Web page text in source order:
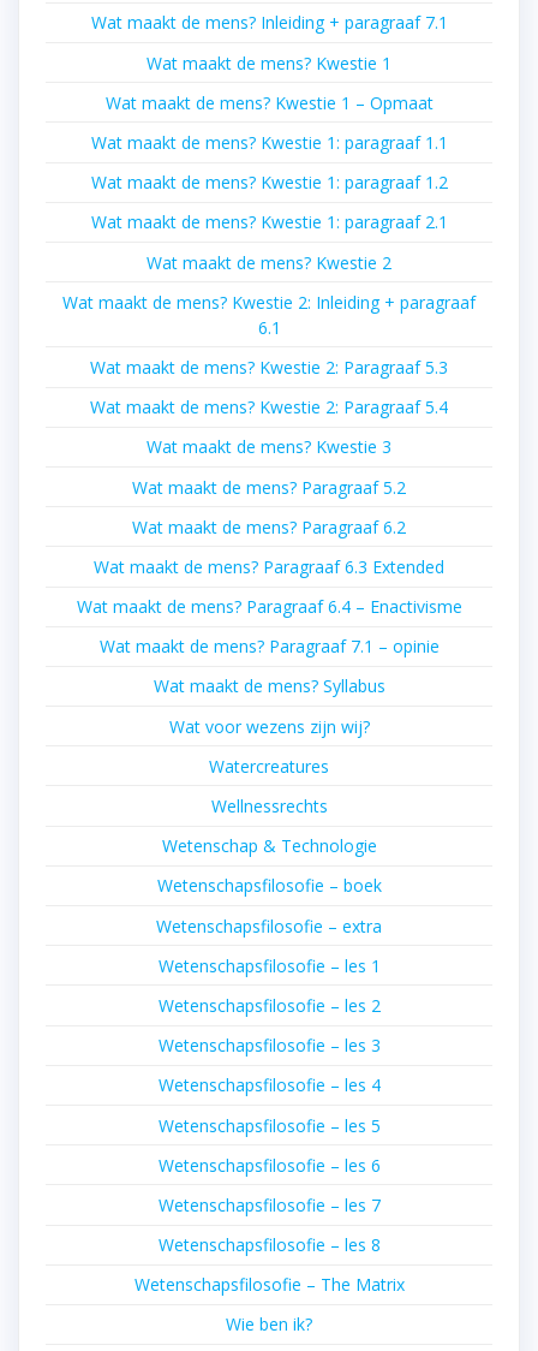
Wat maakt de mens? Inleiding + paragraaf 7.1
Wat maakt de mens? Kwestie 1
Wat maakt de mens? Kwestie 1 – Opmaat
Wat maakt de mens? Kwestie 1: paragraaf 1.1
Wat maakt de mens? Kwestie 1: paragraaf 1.2
Wat maakt de mens? Kwestie 1: paragraaf 2.1
Wat maakt de mens? Kwestie 2
Wat maakt de mens? Kwestie 2: Inleiding + paragraaf
6.1
Wat maakt de mens? Kwestie 2: Paragraaf 5.3
Wat maakt de mens? Kwestie 2: Paragraaf 5.4
Wat maakt de mens? Kwestie 3
Wat maakt de mens? Paragraaf 5.2
Wat maakt de mens? Paragraaf 6.2
Wat maakt de mens? Paragraaf 6.3 Extended
Wat maakt de mens? Paragraaf 6.4 – Enactivisme
Wat maakt de mens? Paragraaf 7.1 – opinie
Wat maakt de mens? Syllabus
Wat voor wezens zijn wij?
Watercreatures
Wellnessrechts
Wetenschap & Technologie
Wetenschapsfilosofie – boek
Wetenschapsfilosofie – extra
Wetenschapsfilosofie – les 1
Wetenschapsfilosofie – les 2
Wetenschapsfilosofie – les 3
Wetenschapsfilosofie – les 4
Wetenschapsfilosofie – les 5
Wetenschapsfilosofie – les 6
Wetenschapsfilosofie – les 7
Wetenschapsfilosofie – les 8
Wetenschapsfilosofie – The Matrix
Wie ben ik?